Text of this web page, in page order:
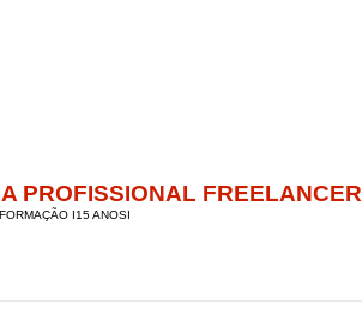
PROFISSIONAL FREELANCER
I15 ANOSI